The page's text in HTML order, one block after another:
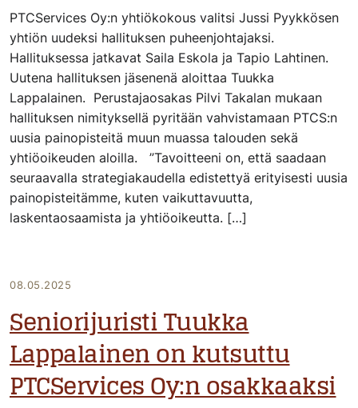
PTCServices Oy:n yhtiökokous valitsi Jussi Pyykkösen
yhtiön uudeksi hallituksen puheenjohtajaksi.
Hallituksessa jatkavat Saila Eskola ja Tapio Lahtinen.
Uutena hallituksen jäsenenä aloittaa Tuukka
Lappalainen. Perustajaosakas Pilvi Takalan mukaan
hallituksen nimityksellä pyritään vahvistamaan PTCS:n
uusia painopisteitä muun muassa talouden sekä
yhtiöoikeuden aloilla. ”Tavoitteeni on, että saadaan
seuraavalla strategiakaudella edistettyä erityisesti uusia
painopisteitämme, kuten vaikuttavuutta,
laskentaosaamista ja yhtiöoikeutta. […]
08.05.2025
Seniorijuristi Tuukka
Lappalainen on kutsuttu
PTCServices Oy:n osakkaaksi